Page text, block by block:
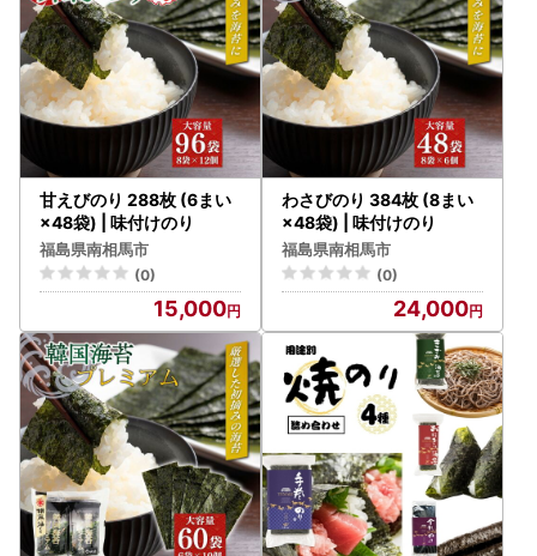
甘えびのり 288枚 (6まい
×48袋) | 味付けのり
福島県南相馬市
(0)
15,000
わさびのり 384枚 (8まい
×48袋) | 味付けのり
福島県南相馬市
(0)
24,000